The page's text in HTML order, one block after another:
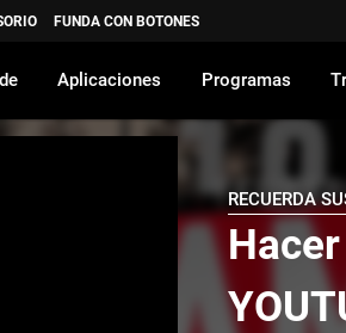
FUNDA CON BOTONES
Aplicaciones Programas
RECUERDA